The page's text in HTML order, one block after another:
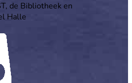
de Bibliotheek en
Halle